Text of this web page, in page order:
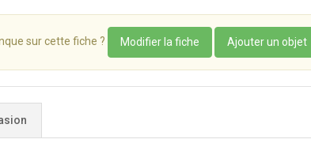
sur cette fiche ? Modifier la fiche Ajouter un objet